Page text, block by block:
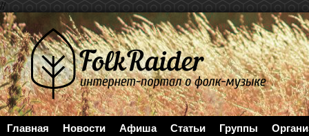
//
Главная Новости Афиша Статьи Группы